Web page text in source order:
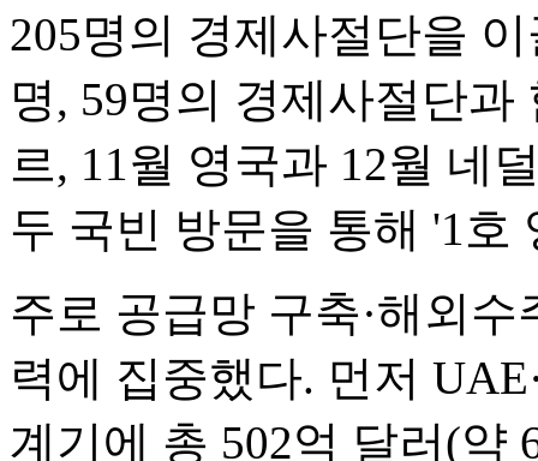
205명의 경제사절단을
명, 59명의 경제사절단과
르, 11월 영국과 12월 네
두 국빈 방문을 통해 '1호
주로 공급망 구축·해외수
력에 집중했다. 먼저
계기에 총 502억 달러(약